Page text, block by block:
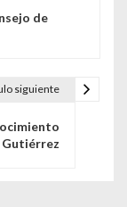
de
siguiente
Gutiérrez